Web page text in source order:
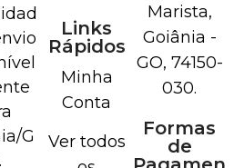
G
Links
Rápidos
Minha
Conta
Ver todos
Marista,
Goiânia -
GO, 74150-
030.
Formas
de